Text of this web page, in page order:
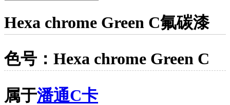
Hexa chrome Green C氟碳漆
色号：Hexa chrome Green C
属于潘通C卡